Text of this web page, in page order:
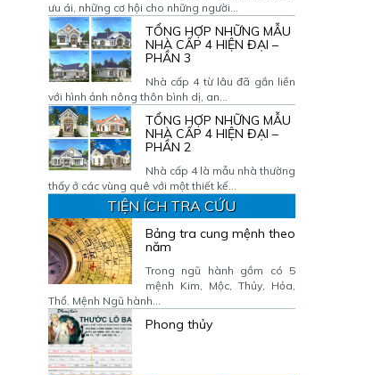
ưu ái, những cơ hội cho những người...
TỔNG HỢP NHỮNG MẪU
NHÀ CẤP 4 HIỆN ĐẠI –
PHẦN 3
Nhà cấp 4 từ lâu đã gắn liền
với hình ảnh nông thôn bình dị, an...
TỔNG HỢP NHỮNG MẪU
NHÀ CẤP 4 HIỆN ĐẠI –
PHẦN 2
Nhà cấp 4 là mẫu nhà thường
thấy ở các vùng quê với một thiết kế...
TIỆN ÍCH TRA CỨU
Bảng tra cung mệnh theo
năm
Trong ngũ hành gồm có 5
mệnh Kim, Mộc, Thủy, Hỏa,
Thổ. Mệnh Ngũ hành...
Phong thủy